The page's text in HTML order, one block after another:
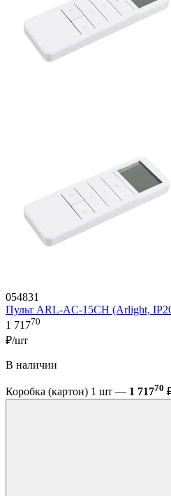
054831
Пульт ARL-AC-15CH (Arlight,
1 71770
₽/шт
В наличии
Коробка (картон) 1 шт — 1 71770